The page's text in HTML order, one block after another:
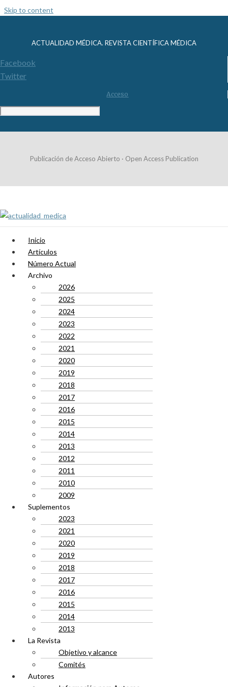
Skip to content
ACTUALIDAD MÉDICA. REVISTA CIENTÍFICA MÉDICA
Facebook
Twitter
Acceso
Publicación de Acceso Abierto · Open Access Publication
Inicio
Artículos
Número Actual
Archivo
2026
2025
2024
2023
2022
2021
2020
2019
2018
2017
2016
2015
2014
2013
2012
2011
2010
2009
Suplementos
2023
2021
2020
2019
2018
2017
2016
2015
2014
2013
La Revista
Objetivo y alcance
Comités
Autores